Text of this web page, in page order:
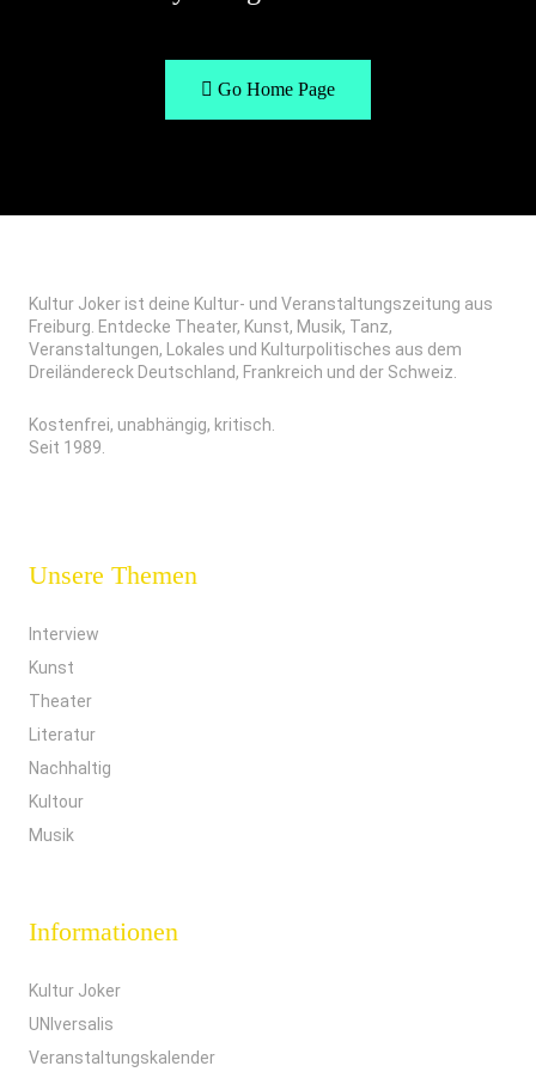
Go Home Page
Kultur Joker ist deine Kultur- und Veranstaltungszeitung aus
Freiburg. Entdecke Theater, Kunst, Musik, Tanz,
Veranstaltungen, Lokales und Kulturpolitisches aus dem
Dreiländereck Deutschland, Frankreich und der Schweiz.
Kostenfrei, unabhängig, kritisch.
Seit 1989.
Unsere Themen
Interview
Kunst
Theater
Literatur
Nachhaltig
Kultour
Musik
Informationen
Kultur Joker
UNIversalis
Veranstaltungskalender